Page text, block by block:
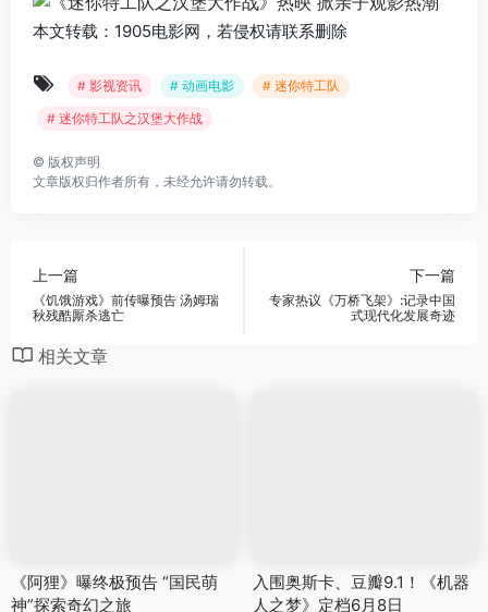
本文转载：1905电影网，若侵权请联系删除
# 影视资讯 # 动画电影
# 迷你特工队
# 迷你特工队之汉堡大作战
© 版权声明
文章版权归作者所有，未经允许请勿转载。
上一篇
《饥饿游戏》前传曝预告 汤姆瑞
秋残酷厮杀逃亡
下一篇
专家热议《万桥飞架》:记录中国
式现代化发展奇迹
相关文章
《阿狸》曝终极预告 “国民萌
神”探索奇幻之旅
入围奥斯卡、豆瓣9.1！《机器
人之梦》定档6月8日